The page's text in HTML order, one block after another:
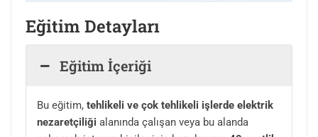
Eğitim Detayları
Eğitim İçeriği
Bu eğitim, tehlikeli ve çok tehlikeli işlerde elektrik
nezaretçiliği alanında çalışan veya bu alanda